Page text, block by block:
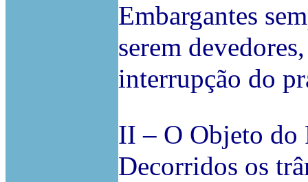
Embargantes
serem
interrupção do
II – O Objeto do
Decorridos os